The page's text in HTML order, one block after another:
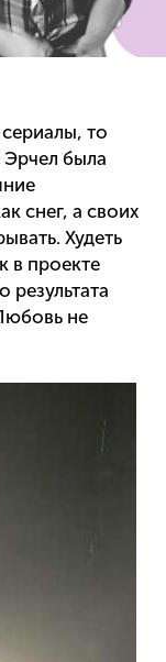
то
была
снег, а своих
Худеть
в проекте
не